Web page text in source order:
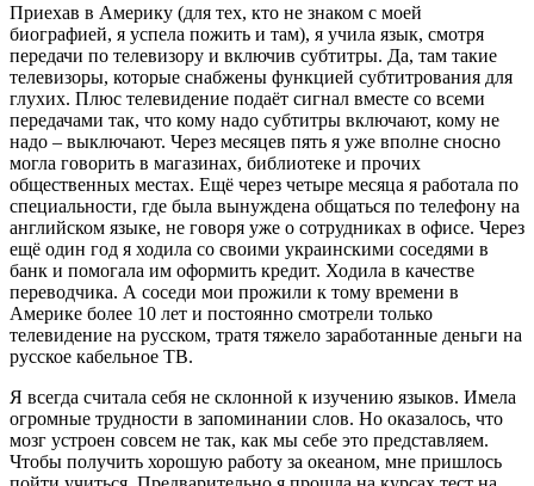
Приехав в Америку (для тех, кто не знаком с моей
биографией, я успела пожить и там), я учила язык, смотря
передачи по телевизору и включив субтитры. Да, там такие
телевизоры, которые снабжены функцией субтитрования для
глухих. Плюс телевидение подаёт сигнал вместе со всеми
передачами так, что кому надо субтитры включают, кому не
надо – выключают. Через месяцев пять я уже вполне сносно
могла говорить в магазинах, библиотеке и прочих
общественных местах. Ещё через четыре месяца я работала по
специальности, где была вынуждена общаться по телефону на
английском языке, не говоря уже о сотрудниках в офисе. Через
ещё один год я ходила со своими украинскими соседями в
банк и помогала им оформить кредит. Ходила в качестве
переводчика. А соседи мои прожили к тому времени в
Америке более 10 лет и постоянно смотрели только
телевидение на русском, тратя тяжело заработанные деньги на
русское кабельное ТВ.
Я всегда считала себя не склонной к изучению языков. Имела
огромные трудности в запоминании слов. Но оказалось, что
мозг устроен совсем не так, как мы себе это представляем.
Чтобы получить хорошую работу за океаном, мне пришлось